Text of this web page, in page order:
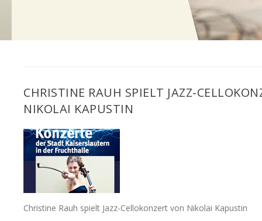
CHRISTINE RAUH SPIELT JAZZ-
NIKOLAI KAPUSTIN
Christine Rauh spielt Jazz-Cellokonzert von Nikolai Kapustin